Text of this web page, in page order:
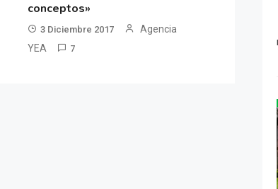
conceptos»
3 Diciembre 2017
Agencia
YEA
7